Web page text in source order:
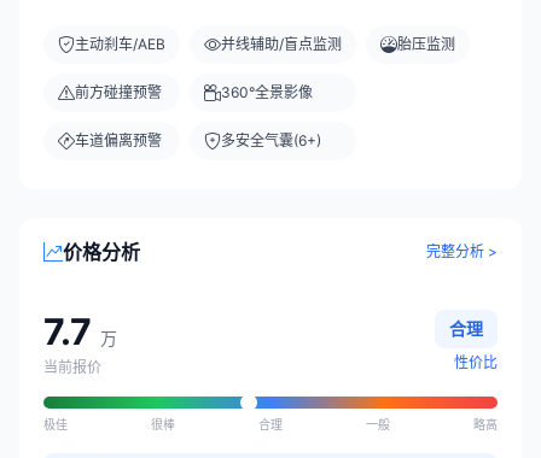
主动刹车/AEB
前方碰撞预警
车道偏离预警
并线辅助/盲点监测
360°全景影像
多安全气囊(6+)
胎压监测
价格分析 完整分析 >
7.7 万
当前报价
合理
性价比
极佳 很棒 合理 一般 略高